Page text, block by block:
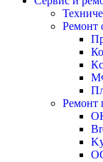
Ремонт
Ремонт